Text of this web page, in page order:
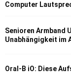
Computer
Senioren Armband
Unabhängigkeit im
Oral-B iO: Diese